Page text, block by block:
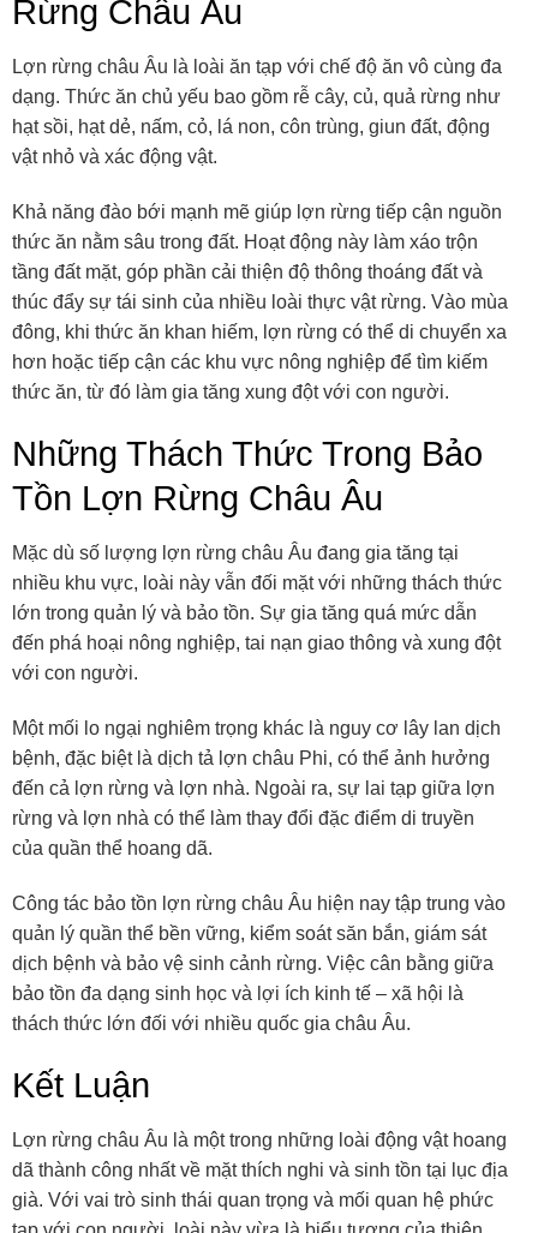
Rừng Châu Âu
Lợn rừng châu Âu là loài ăn tạp với chế độ ăn vô cùng đa
dạng. Thức ăn chủ yếu bao gồm rễ cây, củ, quả rừng như
hạt sồi, hạt dẻ, nấm, cỏ, lá non, côn trùng, giun đất, động
vật nhỏ và xác động vật.
Khả năng đào bới mạnh mẽ giúp lợn rừng tiếp cận nguồn
thức ăn nằm sâu trong đất. Hoạt động này làm xáo trộn
tầng đất mặt, góp phần cải thiện độ thông thoáng đất và
thúc đẩy sự tái sinh của nhiều loài thực vật rừng. Vào mùa
đông, khi thức ăn khan hiếm, lợn rừng có thể di chuyển xa
hơn hoặc tiếp cận các khu vực nông nghiệp để tìm kiếm
thức ăn, từ đó làm gia tăng xung đột với con người.
Những Thách Thức Trong Bảo
Tồn Lợn Rừng Châu Âu
Mặc dù số lượng lợn rừng châu Âu đang gia tăng tại
nhiều khu vực, loài này vẫn đối mặt với những thách thức
lớn trong quản lý và bảo tồn. Sự gia tăng quá mức dẫn
đến phá hoại nông nghiệp, tai nạn giao thông và xung đột
với con người.
Một mối lo ngại nghiêm trọng khác là nguy cơ lây lan dịch
bệnh, đặc biệt là dịch tả lợn châu Phi, có thể ảnh hưởng
đến cả lợn rừng và lợn nhà. Ngoài ra, sự lai tạp giữa lợn
rừng và lợn nhà có thể làm thay đổi đặc điểm di truyền
của quần thể hoang dã.
Công tác bảo tồn lợn rừng châu Âu hiện nay tập trung vào
quản lý quần thể bền vững, kiểm soát săn bắn, giám sát
dịch bệnh và bảo vệ sinh cảnh rừng. Việc cân bằng giữa
bảo tồn đa dạng sinh học và lợi ích kinh tế – xã hội là
thách thức lớn đối với nhiều quốc gia châu Âu.
Kết Luận
Lợn rừng châu Âu là một trong những loài động vật hoang
dã thành công nhất về mặt thích nghi và sinh tồn tại lục địa
già. Với vai trò sinh thái quan trọng và mối quan hệ phức